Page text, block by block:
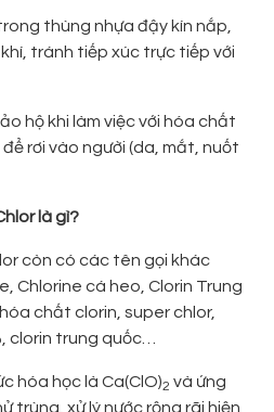
thùng nhựa đậy kín nắp,
tránh tiếp xúc trực tiếp với
hộ khi làm việc với hóa chất
rơi vào người (da, mắt, nuốt
là gì?
còn có các tên gọi khác
Chlorine cá heo, Clorin Trung
chất clorin, super chlor,
clorin trung quốc…
hóa học là Ca(ClO)2 và ứng
trùng, xử lý nước rộng rãi hiện